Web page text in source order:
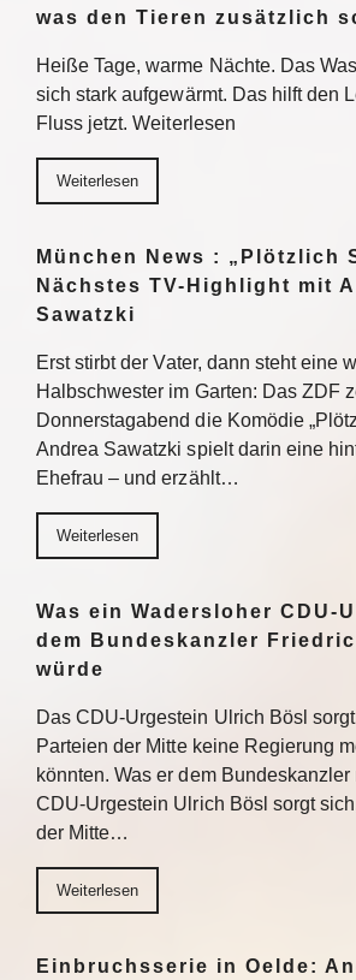
was den Tieren zusätzlich
Heiße Tage, warme Nächte. Das
sich stark aufgewärmt. Das hilft den
Fluss jetzt. Weiterlesen
Weiterlesen
München News : „Plötzlich
Nächstes TV-Highlight mit
Sawatzki
Erst stirbt der Vater, dann steht eine
Halbschwester im Garten: Das ZDF
Donnerstagabend die Komödie
Andrea Sawatzki spielt darin eine
Ehefrau – und erzählt…
Weiterlesen
Was ein Wadersloher CDU-
dem Bundeskanzler
würde
Das CDU-Urgestein Ulrich Bösl
Parteien der Mitte keine Regierung
könnten. Was er dem
CDU-Urgestein Ulrich Bösl sorgt
der Mitte…
Weiterlesen
Einbruchsserie in Oelde: